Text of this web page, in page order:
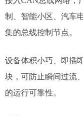
制、智能小区、汽车
集的总线控制节点。
设备体积小巧、即插
块，可防止瞬间过流
的运行可靠性。